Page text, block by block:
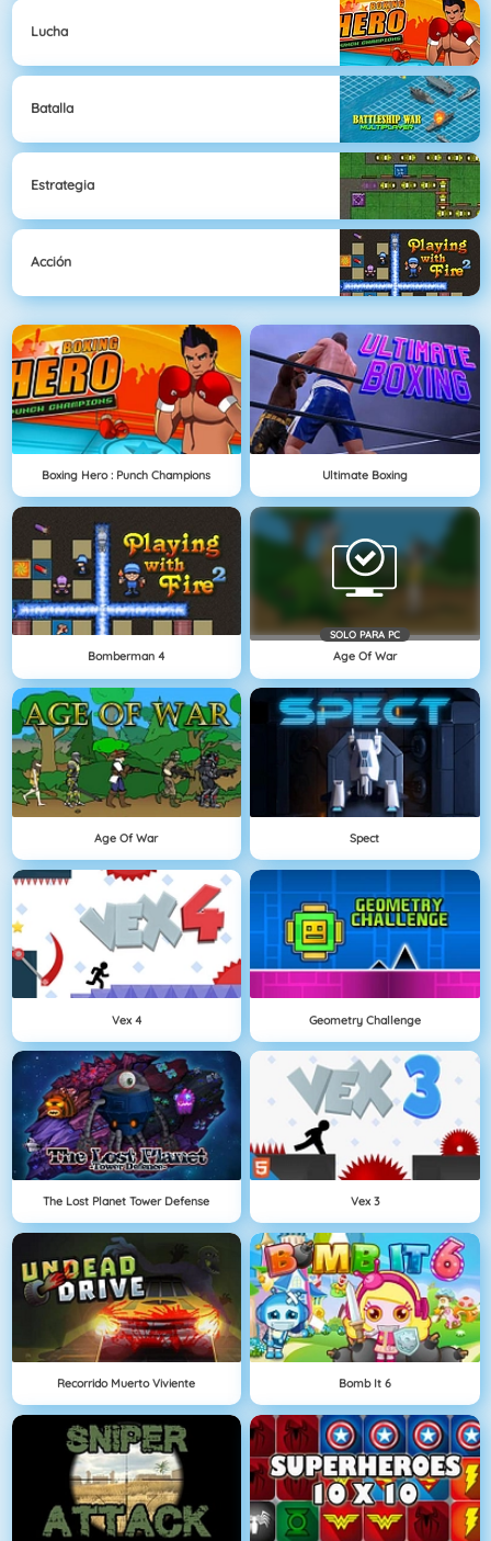
Lucha
Batalla
Estrategia
Acción
Boxing Hero : Punch Champions Ultimate Boxing
Bomberman 4
SOLO PARA PC
Age Of War
Age Of War Spect
Vex 4 Geometry Challenge
The Lost Planet Tower Defense Vex 3
Recorrido Muerto Viviente Bomb It 6